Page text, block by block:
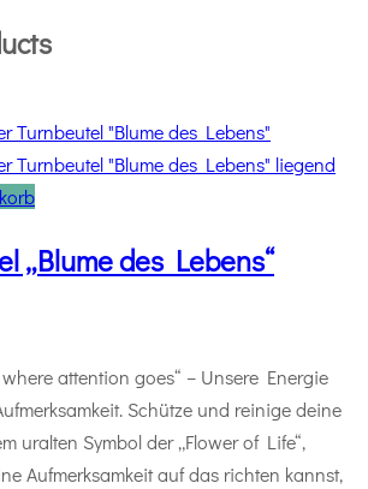
„Blume des Lebens“
attention goes“ – Unsere Energie
Schütze und reinige deine
uralten Symbol der „Flower of Life“,
Aufmerksamkeit auf das richten kannst,